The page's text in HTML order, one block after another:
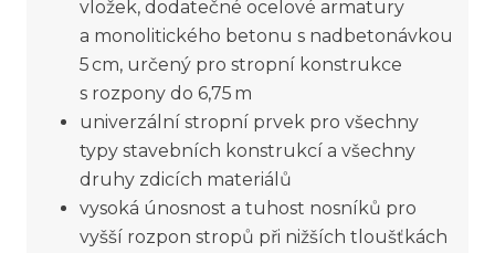
vložek, dodatečné ocelové armatury
a monolitického betonu s nadbetonávkou
5 cm, určený pro stropní konstrukce
s rozpony do 6,75 m
univerzální stropní prvek pro všechny
typy stavebních konstrukcí a všechny
druhy zdicích materiálů
vysoká únosnost a tuhost nosníků pro
vyšší rozpon stropů při nižších tloušťkách